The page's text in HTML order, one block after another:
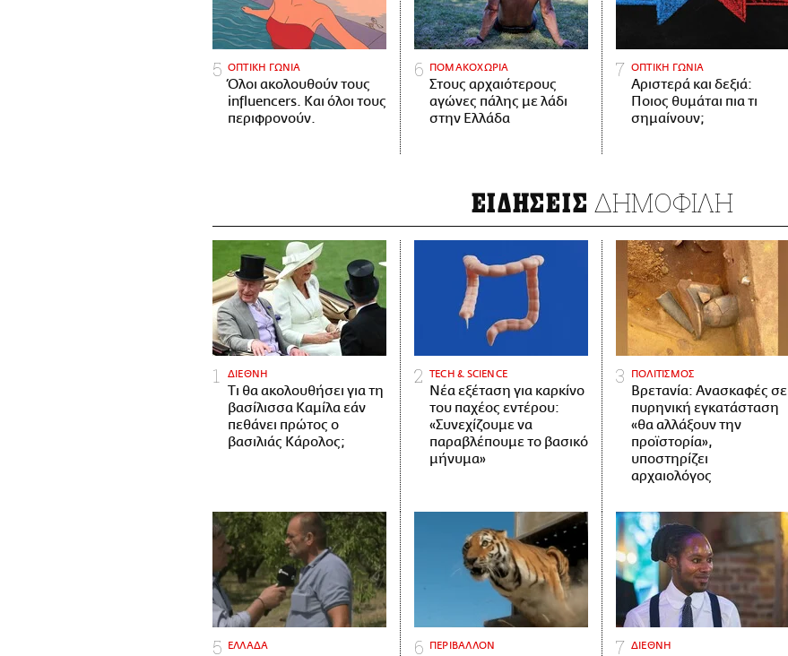
ΟΠΤΙΚΗ ΓΩΝΙΑ
Όλοι ακολουθούν τους
influencers. Και όλοι τους
περιφρονούν.
ΠΟΜΑΚΟΧΩΡΙΑ
Στους αρχαιότερους
αγώνες πάλης με λάδι
στην Ελλάδα
ΟΠΤΙΚΗ ΓΩΝΙΑ
Αριστερά και δεξιά:
Ποιος θυμάται πια τι
σημαίνουν;
ΕΙΔΗΣΕΙΣ ΔΗΜΟΦΙΛΗ
ΔΙΕΘΝΗ
Τι θα ακολουθήσει για τη
βασίλισσα Καμίλα εάν
πεθάνει πρώτος ο
βασιλιάς Κάρολος;
ΤECH & SCIENCE
Νέα εξέταση για καρκίνο
του παχέος εντέρου:
«Συνεχίζουμε να
παραβλέπουμε το βασικό
μήνυμα»
ΠΟΛΙΤΙΣΜΟΣ
Βρετανία: Ανασκαφές σε
πυρηνική εγκατάσταση
«θα αλλάξουν την
προϊστορία»,
υποστηρίζει
αρχαιολόγος
ΕΛΛΑΔΑ ΠΕΡΙΒΑΛΛΟΝ ΔΙΕΘΝΗ